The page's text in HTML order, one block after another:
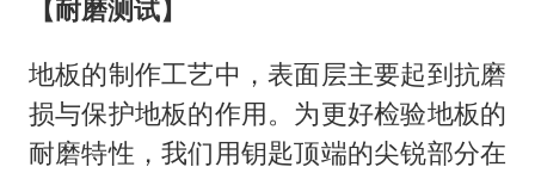
【耐磨测试】
地板的制作工艺中，表面层主要起到抗磨
损与保护地板的作用。为更好检验地板的
耐磨特性，我们用钥匙顶端的尖锐部分在